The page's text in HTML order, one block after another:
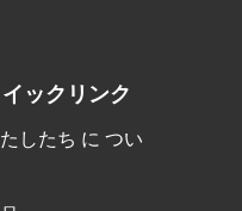
ックリンク
したち に つい